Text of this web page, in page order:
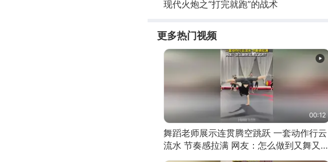
现代火炮之“打完就跑”的战术
更多热门视频
00:12
舞蹈老师展示连贯腾空跳跃 一套动作行云
流水 节奏感拉满 网友：怎么做到又舞又武